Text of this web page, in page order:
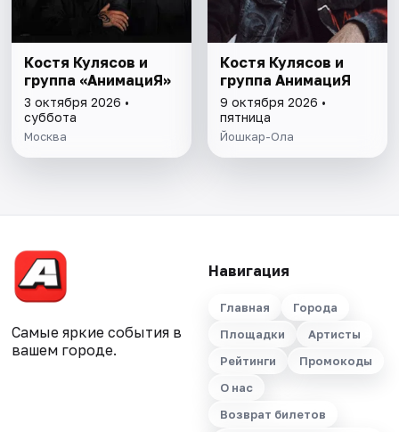
Костя Кулясов и
группа «АнимациЯ»
3 октября 2026 •
суббота
Москва
Костя Кулясов и
группа АнимациЯ
9 октября 2026 •
пятница
Йошкар-Ола
Самые яркие события в
вашем городе.
Навигация
Главная
Города
Площадки
Артисты
Рейтинги
Промокоды
О нас
Возврат билетов